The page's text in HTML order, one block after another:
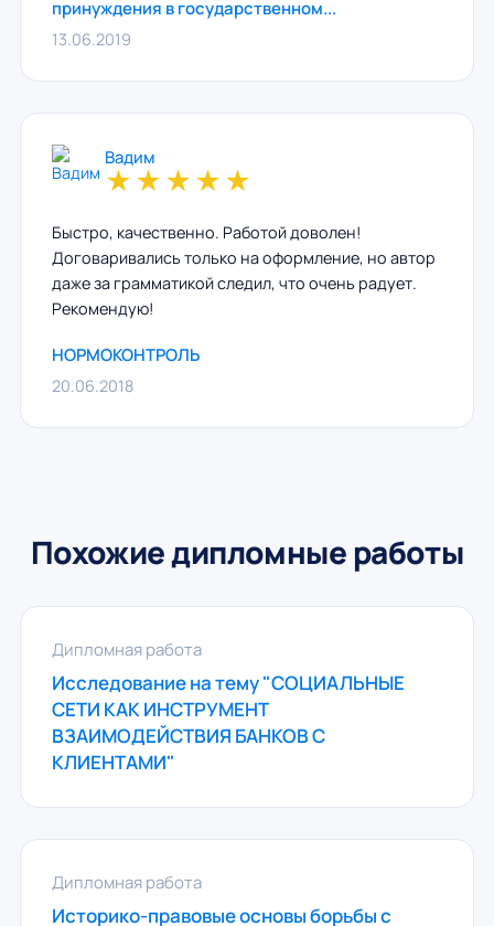
принуждения в государственном...
13.06.2019
Вадим
★★★★★
Быстро, качественно. Работой доволен!
Договаривались только на оформление, но автор
даже за грамматикой следил, что очень радует.
Рекомендую!
НОРМОКОНТРОЛЬ
20.06.2018
Похожие дипломные работы
Дипломная работа
Исследование на тему "СОЦИАЛЬНЫЕ
СЕТИ КАК ИНСТРУМЕНТ
ВЗАИМОДЕЙСТВИЯ БАНКОВ С
КЛИЕНТАМИ"
Дипломная работа
Историко-правовые основы борьбы с